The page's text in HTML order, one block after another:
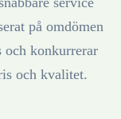
på omdömen
och konkurrerar
och kvalitet.